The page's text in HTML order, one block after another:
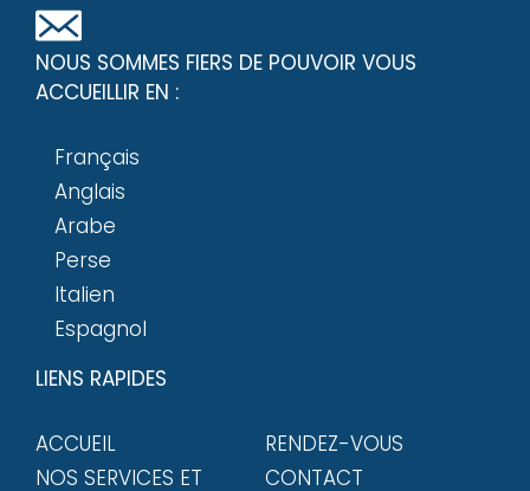
NOUS SOMMES FIERS DE POUVOIR VOUS
ACCUEILLIR EN :
Français
Anglais
Arabe
Perse
Italien
Espagnol
LIENS RAPIDES
ACCUEIL
RENDEZ-VOUS
NOS SERVICES ET
CONTACT